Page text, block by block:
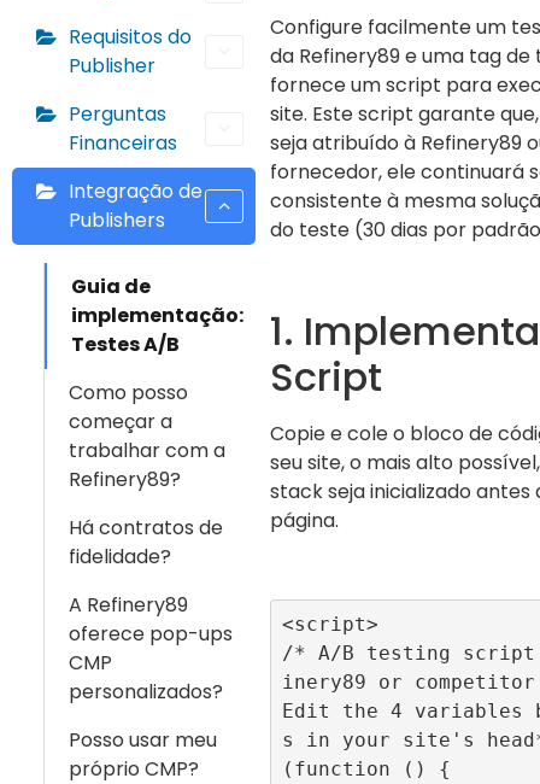
Requisitos do
Publisher
Perguntas
Financeiras
Integração de
Publishers
Guia de
implementação:
Testes A/B
Como posso
começar a
trabalhar com a
Refinery89?
Há contratos de
fidelidade?
A Refinery89
oferece pop-ups
CMP
personalizados?
Posso usar meu
próprio CMP?
Configure facilmente um
da Refinery89 e uma tag de
fornece um script para
site. Este script garante
seja atribuído à Refinery89
fornecedor, ele continuará
consistente à mesma
do teste (30 dias por
1.
Script
Copie e cole o bloco de
seu site, o mais alto
stack seja inicializado
página.
<script>
/* A/B testing
inery89 or
Edit the 4 variables
s in your site's
(function () {